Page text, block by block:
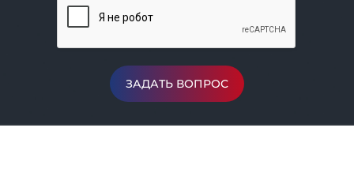
ЗАДАТЬ ВОПРОС